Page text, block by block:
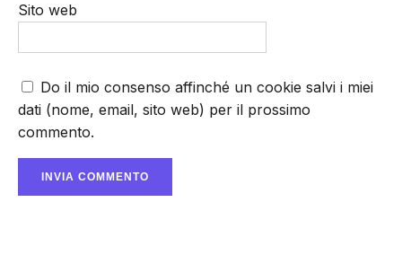
Sito web
Do il mio consenso affinché un cookie salvi i miei
dati (nome, email, sito web) per il prossimo
commento.